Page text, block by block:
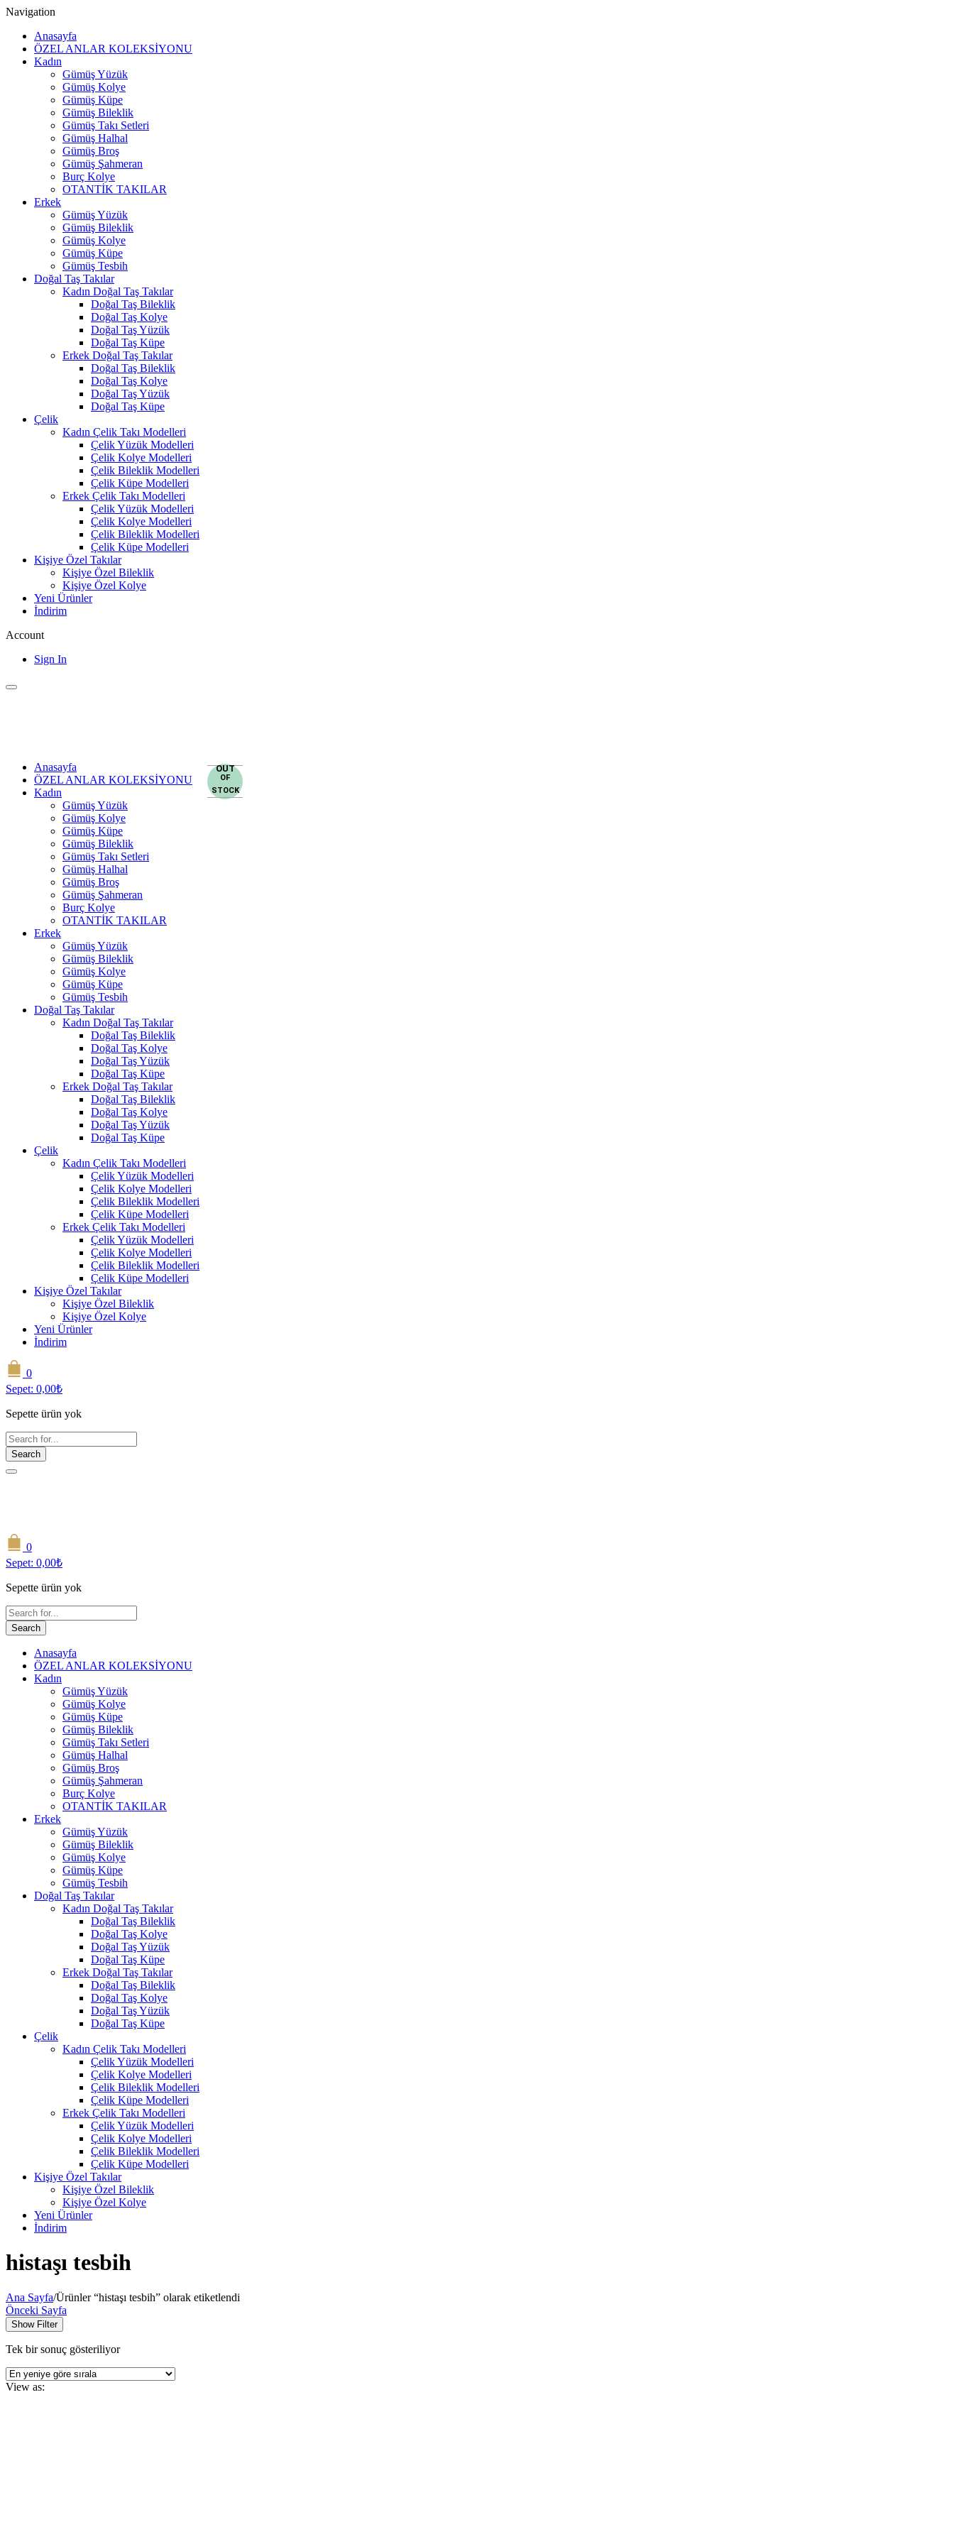
Navigation
Anasayfa
ÖZEL ANLAR KOLEKSİYONU
Kadın
Gümüş Yüzük
Gümüş Kolye
Gümüş Küpe
Gümüş Bileklik
Gümüş Takı Setleri
Gümüş Halhal
Gümüş Broş
Gümüş Şahmeran
Burç Kolye
OTANTİK TAKILAR
Erkek
Gümüş Yüzük
Gümüş Bileklik
Gümüş Kolye
Gümüş Küpe
Gümüş Tesbih
Doğal Taş Takılar
Kadın Doğal Taş Takılar
Doğal Taş Bileklik
Doğal Taş Kolye
Doğal Taş Yüzük
Doğal Taş Küpe
Erkek Doğal Taş Takılar
Doğal Taş Bileklik
Doğal Taş Kolye
Doğal Taş Yüzük
Doğal Taş Küpe
Çelik
Kadın Çelik Takı Modelleri
Çelik Yüzük Modelleri
Çelik Kolye Modelleri
Çelik Bileklik Modelleri
Çelik Küpe Modelleri
Erkek Çelik Takı Modelleri
Çelik Yüzük Modelleri
Çelik Kolye Modelleri
Çelik Bileklik Modelleri
Çelik Küpe Modelleri
Kişiye Özel Takılar
Kişiye Özel Bileklik
Kişiye Özel Kolye
Yeni Ürünler
İndirim
Account
Sign In
Anasayfa
ÖZEL ANLAR KOLEKSİYONU
Kadın
Gümüş Yüzük
Gümüş Kolye
Gümüş Küpe
Gümüş Bileklik
Gümüş Takı Setleri
Gümüş Halhal
Gümüş Broş
Gümüş Şahmeran
Burç Kolye
OTANTİK TAKILAR
Erkek
Gümüş Yüzük
Gümüş Bileklik
Gümüş Kolye
Gümüş Küpe
Gümüş Tesbih
Doğal Taş Takılar
Kadın Doğal Taş Takılar
Doğal Taş Bileklik
Doğal Taş Kolye
Doğal Taş Yüzük
Doğal Taş Küpe
Erkek Doğal Taş Takılar
Doğal Taş Bileklik
Doğal Taş Kolye
Doğal Taş Yüzük
Doğal Taş Küpe
Çelik
Kadın Çelik Takı Modelleri
Çelik Yüzük Modelleri
Çelik Kolye Modelleri
Çelik Bileklik Modelleri
Çelik Küpe Modelleri
Erkek Çelik Takı Modelleri
Çelik Yüzük Modelleri
Çelik Kolye Modelleri
Çelik Bileklik Modelleri
Çelik Küpe Modelleri
Kişiye Özel Takılar
Kişiye Özel Bileklik
Kişiye Özel Kolye
Yeni Ürünler
İndirim
0
Sepet: 0,00₺
Sepette ürün yok
Search
0
Sepet: 0,00₺
Sepette ürün yok
Search
Anasayfa
ÖZEL ANLAR KOLEKSİYONU
Kadın
Gümüş Yüzük
Gümüş Kolye
Gümüş Küpe
Gümüş Bileklik
Gümüş Takı Setleri
Gümüş Halhal
Gümüş Broş
Gümüş Şahmeran
Burç Kolye
OTANTİK TAKILAR
Erkek
Gümüş Yüzük
Gümüş Bileklik
Gümüş Kolye
Gümüş Küpe
Gümüş Tesbih
Doğal Taş Takılar
Kadın Doğal Taş Takılar
Doğal Taş Bileklik
Doğal Taş Kolye
Doğal Taş Yüzük
Doğal Taş Küpe
Erkek Doğal Taş Takılar
Doğal Taş Bileklik
Doğal Taş Kolye
Doğal Taş Yüzük
Doğal Taş Küpe
Çelik
Kadın Çelik Takı Modelleri
Çelik Yüzük Modelleri
Çelik Kolye Modelleri
Çelik Bileklik Modelleri
Çelik Küpe Modelleri
Erkek Çelik Takı Modelleri
Çelik Yüzük Modelleri
Çelik Kolye Modelleri
Çelik Bileklik Modelleri
Çelik Küpe Modelleri
Kişiye Özel Takılar
Kişiye Özel Bileklik
Kişiye Özel Kolye
Yeni Ürünler
İndirim
histaşı tesbih
Ana Sayfa/Ürünler “histaşı tesbih” olarak etiketlendi
Önceki Sayfa
Show Filter
Tek bir sonuç gösteriliyor
View as:
OUT
OF
STOCK